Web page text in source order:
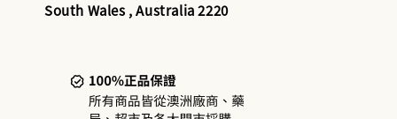
South Wales , Australia 2220